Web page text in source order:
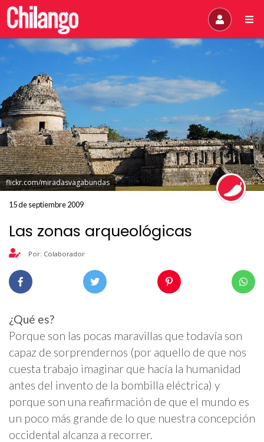
flickr.com/miradasvagabundas
15 de septiembre 2009
Las zonas arqueológicas
Por: Colaborador
¿Qué es?
Porque son las pocas maravillas que todavía son
capaz de sorprendernos (por aquello de que nos
cuesta trabajo imaginar que hacía la humanidad
antes del invento de la bombilla eléctrica) y
porque son una reafirmación de que el mundo es
un poco más grande de lo que nuestra concepción
occidental alcanza a recorrer.